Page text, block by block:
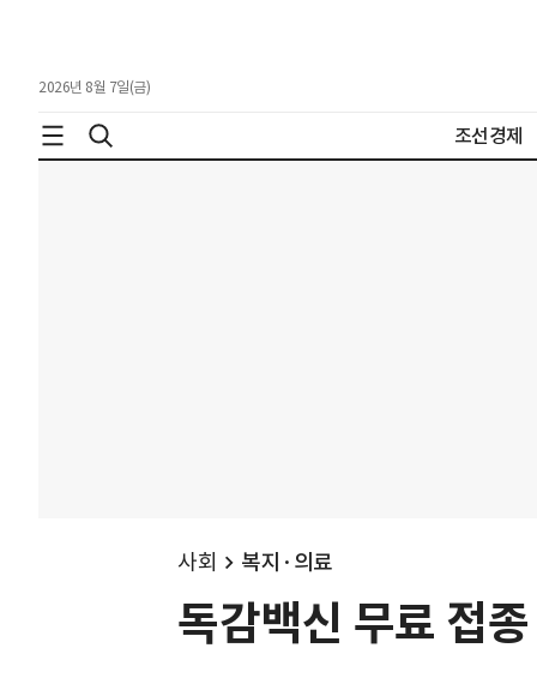
2026년 8월 7일(금)
조선경제
사회 복지·의료
독감백신 무료 접